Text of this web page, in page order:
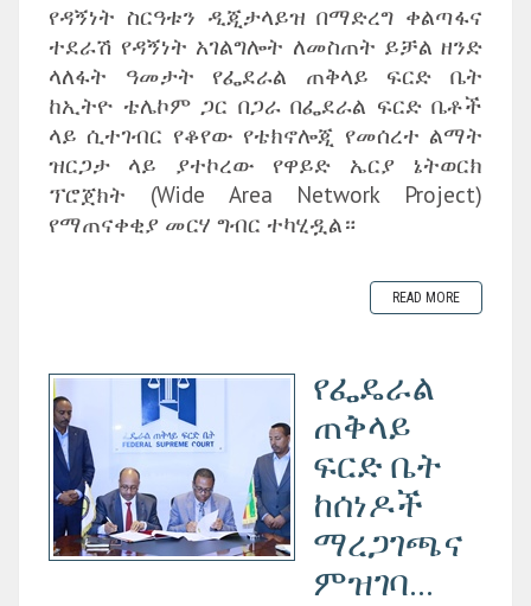
የዳኝነት ስርዓቱን ዲጂታላይዝ በማድረግ ቀልጣፋና
ተደራሽ የዳኝነት አገልግሎት ለመስጠት ይቻል ዘንድ
ላለፋት ዓመታት የፌደራል ጠቅላይ ፍርድ ቤት
ከኢትዮ ቴሌኮም ጋር በጋራ በፌደራል ፍርድ ቤቶች
ላይ ሲተገብር የቆየው የቴክኖሎጂ የመሰረተ ልማት
ዝርጋታ ላይ ያተኮረው የዋይድ ኤርያ ኔትወርክ
ፕሮጀክት (Wide Area Network Project)
የማጠናቀቂያ መርሃ ግብር ተካሂዷል።
READ MORE
የፌዴራል
ጠቅላይ
ፍርድ ቤት
ከሰነዶች
ማረጋገጫና
ምዝገባ...